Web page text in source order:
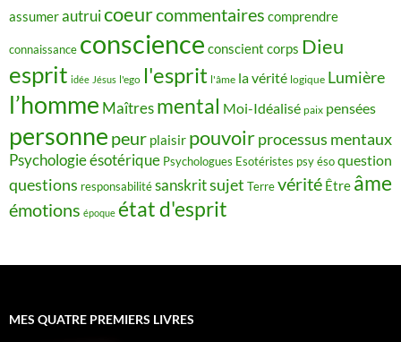
assumerautruicoeurcommentaires comprendre
connaissance conscience conscient corps Dieu
esprit idée Jésus l'ego l'esprit l'âme la vérité logique Lumière
l’homme Maîtres mental Moi-Idéalisé paix pensées
personne peur plaisir pouvoirprocessus mentaux
Psychologie ésotérique Psychologues Esotéristes psy ésoquestion
questions responsabilitésanskritsujet Terrevérité Être âme
émotions époque état d'esprit
MES QUATRE PREMIERS LIVRES